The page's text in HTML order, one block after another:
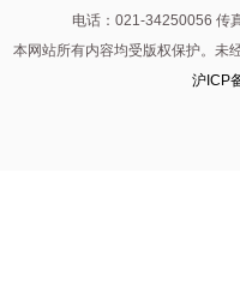
电话：021-34250056 传
本网站所有内容均受版权保护。未
沪ICP